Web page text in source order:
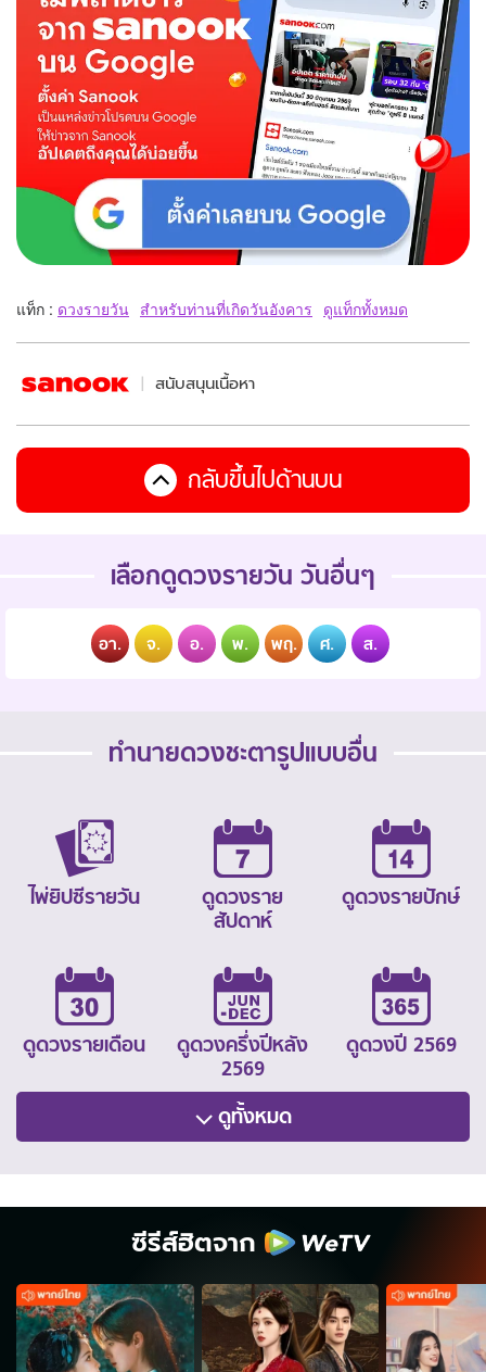
แท็ก : ดวงรายวัน สำหรับท่านที่เกิดวันอังคาร ดูแท็กทั้งหมด
สนับสนุนเนื้อหา
กลับขึ้นไปด้านบน
เลือกดูดวงรายวัน วันอื่นๆ
อา. จ. อ. พ. พฤ. ศ. ส.
ทำนายดวงชะตารูปแบบอื่น
ไพ่ยิปซีรายวัน
ดูดวงราย
สัปดาห์
ดูดวงรายปักษ์
ดูดวงรายเดือน
ดูดวงครึ่งปีหลัง
2569
ดูดวงปี 2569
ดูทั้งหมด
ซีรีส์ฮิตจาก